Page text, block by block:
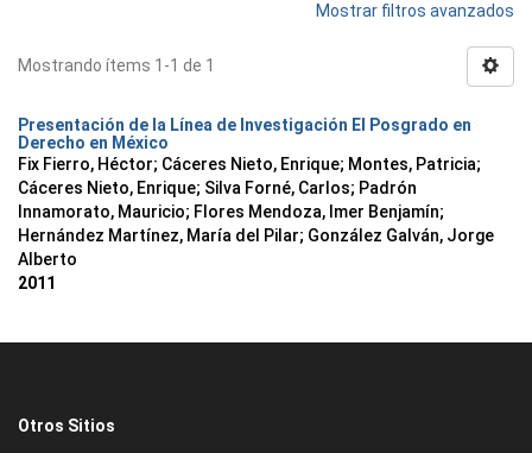
Mostrar filtros avanzados
Mostrando ítems 1-1 de 1
Presentación de la Línea de Investigación El Posgrado en
Derecho en México
Fix Fierro, Héctor; Cáceres Nieto, Enrique; Montes, Patricia;
Cáceres Nieto, Enrique; Silva Forné, Carlos; Padrón
Innamorato, Mauricio; Flores Mendoza, Imer Benjamín;
Hernández Martínez, María del Pilar; González Galván, Jorge
Alberto
2011
Otros Sitios